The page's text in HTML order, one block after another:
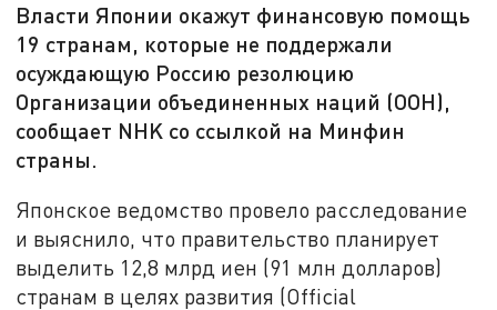
Власти Японии окажут финансовую помощь
19 странам, которые не поддержали
осуждающую Россию резолюцию
Организации объединенных наций (ООН),
сообщает NHK со ссылкой на Минфин
страны.
Японское ведомство провело расследование
и выяснило, что правительство планирует
выделить 12,8 млрд иен (91 млн долларов)
странам в целях развития (Official